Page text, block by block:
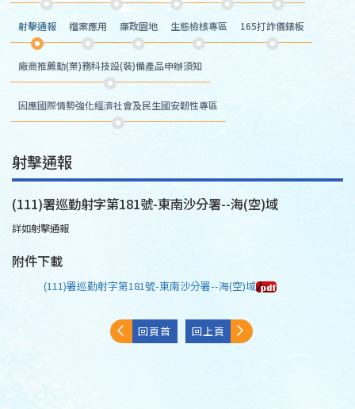
射擊通報 檔案應用 廉政園地 生態檢核專區 165打詐儀錶板
廠商推薦勤(業)務科技設(裝)備產品申辦須知
因應國際情勢強化經濟社會及民生國安韌性專區
射擊通報
(111)署巡勤射字第181號-東南沙分署--海(空)域
詳如射擊通報
附件下載
(111)署巡勤射字第181號-東南沙分署--海(空)域
回頁首 回上頁